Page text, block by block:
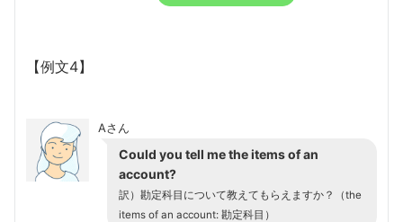
【例文4】
Aさん
Could you tell me the items of an
account?
訳）勘定科目について教えてもらえますか？（the
items of an account: 勘定科目）